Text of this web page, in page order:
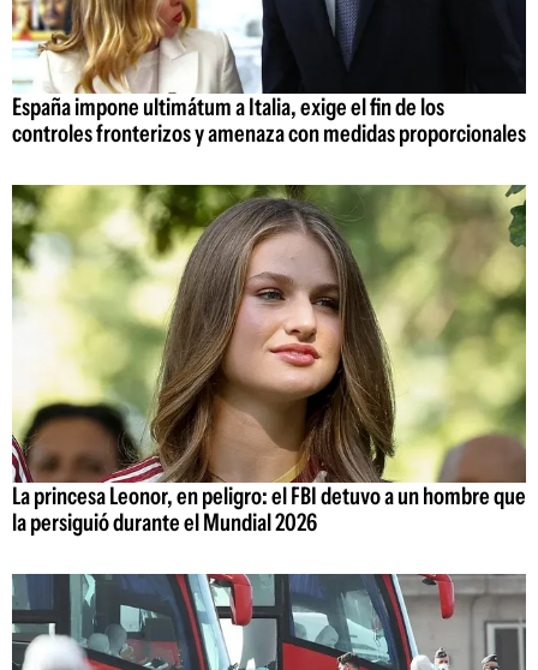
España impone ultimátum a Italia, exige el fin de los
controles fronterizos y amenaza con medidas proporcionales
La princesa Leonor, en peligro: el FBI detuvo a un hombre que
la persiguió durante el Mundial 2026